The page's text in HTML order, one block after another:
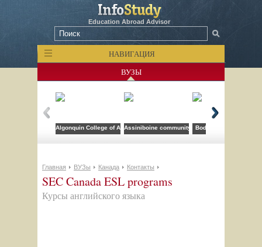
Education Abroad Advisor
НАВИГАЦИЯ
ВУЗЫ
Algonquin College of Applied Arts and Technology
Assiniboine community collegeBodwell High School
Главная ВУЗы Канада Контакты
SEC Canada ESL programs
Курсы английского языка